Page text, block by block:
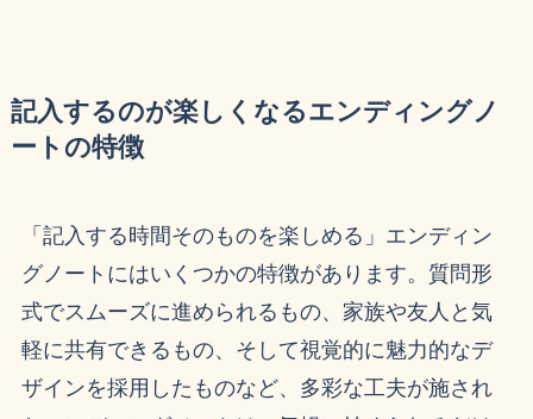
記入するのが楽しくなるエンディングノ
ートの特徴
「記入する時間そのものを楽しめる」エンディン
グノートにはいくつかの特徴があります。質問形
式でスムーズに進められるもの、家族や友人と気
軽に共有できるもの、そして視覚的に魅力的なデ
ザインを採用したものなど、多彩な工夫が施され